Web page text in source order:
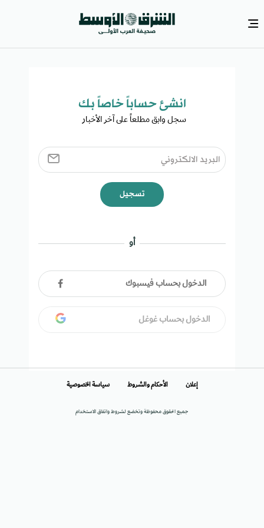
انشئ حساباً خاصاً بك​
سجل وابق مطلعاً على آخر الأخبار ​
تسجيل
أو
الدخول بحساب فيسبوك
الدخول بحساب غوغل
جميع الحقوق محفوظة وتخضع لشروط واتفاق الاستخدام
إعلان الأحكام والشروط سياسة الخصوصية